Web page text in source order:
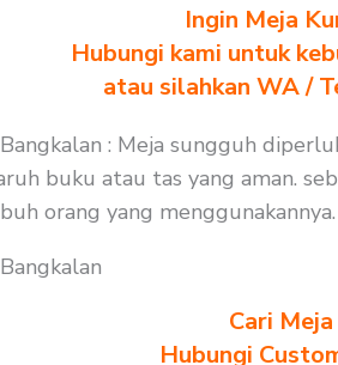
Ingin Meja
Hubungi kami untuk
atau silahkan WA /
: Meja sungguh
buku atau tas yang aman.
orang yang
Cari
Hubungi